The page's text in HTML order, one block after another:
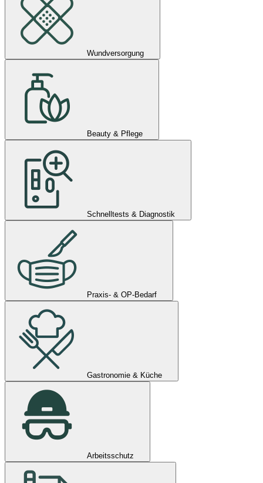
Wundversorgung
Beauty & Pflege
Schnelltests & Diagnostik
Praxis- & OP-Bedarf
Gastronomie & Küche
Arbeitsschutz